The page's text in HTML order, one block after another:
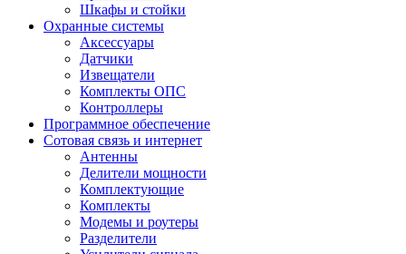
Шкафы и стойки
Охранные системы
Аксессуары
Датчики
Извещатели
Комплекты ОПС
Контроллеры
Программное обеспечение
Сотовая связь и интернет
Антенны
Делители мощности
Комплектующие
Комплекты
Модемы и роутеры
Разделители